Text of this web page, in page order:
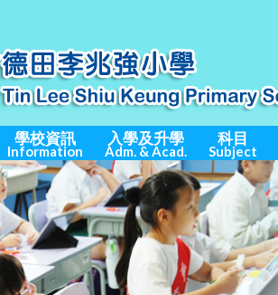
學校資訊
Information
入學及升學
Adm. & Acad.
科目
Subject